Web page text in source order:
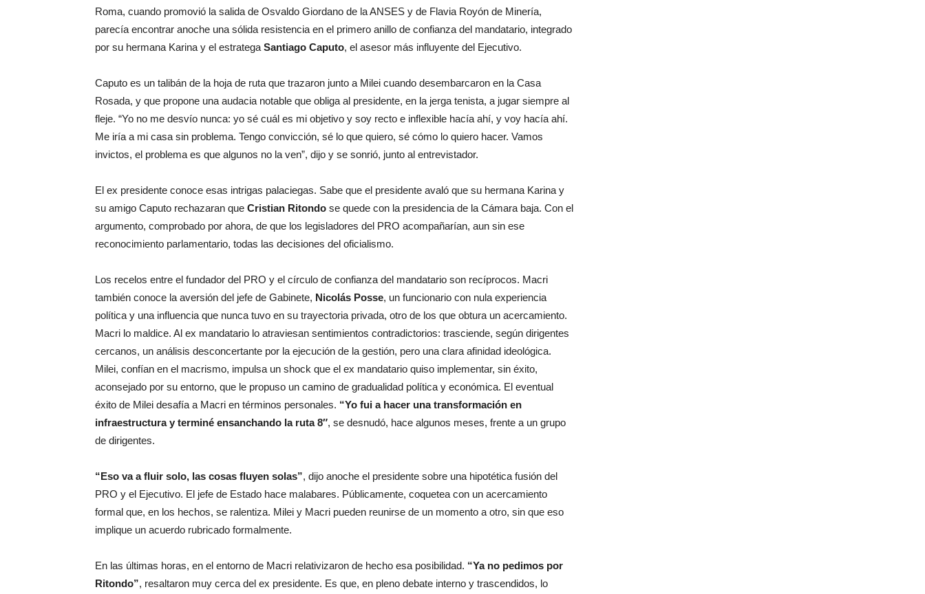
Roma, cuando promovió la salida de Osvaldo Giordano de la ANSES y de Flavia Royón de Minería,
parecía encontrar anoche una sólida resistencia en el primero anillo de confianza del mandatario, integrado
por su hermana Karina y el estratega Santiago Caputo, el asesor más influyente del Ejecutivo.
Caputo es un talibán de la hoja de ruta que trazaron junto a Milei cuando desembarcaron en la Casa
Rosada, y que propone una audacia notable que obliga al presidente, en la jerga tenista, a jugar siempre al
fleje. “Yo no me desvío nunca: yo sé cuál es mi objetivo y soy recto e inflexible hacía ahí, y voy hacía ahí.
Me iría a mi casa sin problema. Tengo convicción, sé lo que quiero, sé cómo lo quiero hacer. Vamos
invictos, el problema es que algunos no la ven”, dijo y se sonrió, junto al entrevistador.
El ex presidente conoce esas intrigas palaciegas. Sabe que el presidente avaló que su hermana Karina y
su amigo Caputo rechazaran que Cristian Ritondo se quede con la presidencia de la Cámara baja. Con el
argumento, comprobado por ahora, de que los legisladores del PRO acompañarían, aun sin ese
reconocimiento parlamentario, todas las decisiones del oficialismo.
Los recelos entre el fundador del PRO y el círculo de confianza del mandatario son recíprocos. Macri
también conoce la aversión del jefe de Gabinete, Nicolás Posse, un funcionario con nula experiencia
política y una influencia que nunca tuvo en su trayectoria privada, otro de los que obtura un acercamiento.
Macri lo maldice. Al ex mandatario lo atraviesan sentimientos contradictorios: trasciende, según dirigentes
cercanos, un análisis desconcertante por la ejecución de la gestión, pero una clara afinidad ideológica.
Milei, confían en el macrismo, impulsa un shock que el ex mandatario quiso implementar, sin éxito,
aconsejado por su entorno, que le propuso un camino de gradualidad política y económica. El eventual
éxito de Milei desafía a Macri en términos personales. “Yo fui a hacer una transformación en
infraestructura y terminé ensanchando la ruta 8″, se desnudó, hace algunos meses, frente a un grupo
de dirigentes.
“Eso va a fluir solo, las cosas fluyen solas”, dijo anoche el presidente sobre una hipotética fusión del
PRO y el Ejecutivo. El jefe de Estado hace malabares. Públicamente, coquetea con un acercamiento
formal que, en los hechos, se ralentiza. Milei y Macri pueden reunirse de un momento a otro, sin que eso
implique un acuerdo rubricado formalmente.
En las últimas horas, en el entorno de Macri relativizaron de hecho esa posibilidad. “Ya no pedimos por
Ritondo”, resaltaron muy cerca del ex presidente. Es que, en pleno debate interno y trascendidos, lo